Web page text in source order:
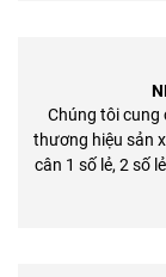
Chúng tôi cung
thương hiệu sản
cân 1 số lẻ, 2 số